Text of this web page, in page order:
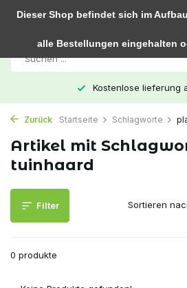
Kostenlose lieferung
Zurück Startseite Schlagworte
Artikel mit
tuinhaard
Filter
0 produkte
Sortieren
Dieser Shop befindet sich im
alle Bestellungen eingehalten